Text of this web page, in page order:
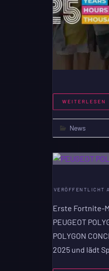
WEITERLESEN
News
VERÖFFENTLICHT
Erste Fortnite-
PEUGEOT
POLYGON
2025 und lädt